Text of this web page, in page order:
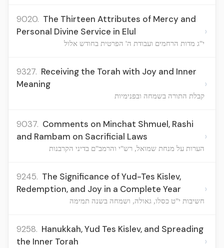
9020. The Thirteen Attributes of Mercy and
Personal Divine Service in Elul
י"ג מדות הרחמים ועבודת ה' הפרטית בחודש אלול
›
9327. Receiving the Torah with Joy and Inner
Meaning
קבלת התורה בשמחה ובפנימיות
›
9037. Comments on Minchat Shmuel, Rashi
and Rambam on Sacrificial Laws
הערות על מנחת שמואל, רש"י והרמב"ם בדיני הקרבנות
›
9245. The Significance of Yud-Tes Kislev,
Redemption, and Joy in a Complete Year
חשיבות י"ט כסלו, גאולה, ושמחה בשנה תמימה
›
9258. Hanukkah, Yud Tes Kislev, and Spreading
the Inner Torah
›